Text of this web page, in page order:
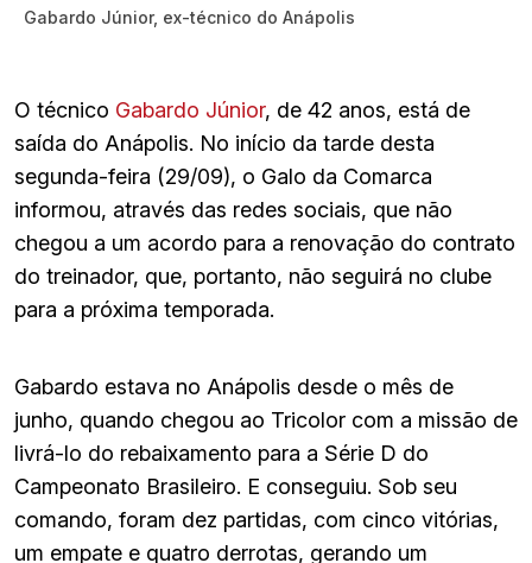
Gabardo Júnior, ex-técnico do Anápolis
O técnico Gabardo Júnior, de 42 anos, está de
saída do Anápolis. No início da tarde desta
segunda-feira (29/09), o Galo da Comarca
informou, através das redes sociais, que não
chegou a um acordo para a renovação do contrato
do treinador, que, portanto, não seguirá no clube
para a próxima temporada.
Gabardo estava no Anápolis desde o mês de
junho, quando chegou ao Tricolor com a missão de
livrá-lo do rebaixamento para a Série D do
Campeonato Brasileiro. E conseguiu. Sob seu
comando, foram dez partidas, com cinco vitórias,
um empate e quatro derrotas, gerando um